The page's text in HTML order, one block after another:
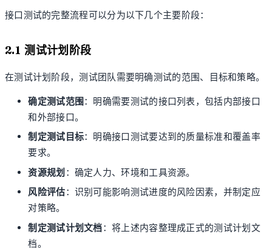
接口测试的完整流程可以分为以下几个主要阶段：
2.1 测试计划阶段
在测试计划阶段，测试团队需要明确测试的范围、目标和策略。
确定测试范围 ：明确需要测试的接口列表，包括内部接口
和外部接口。
制定测试目标：明确接口测试要达到的质量标准和覆盖率
要求。
资源规划 ：确定人力、环境和工具资源。
风险评估：识别可能影响测试进度的风险因素，并制定应
对策略。
制定测试计划文档：将上述内容整理成正式的测试计划文
档。